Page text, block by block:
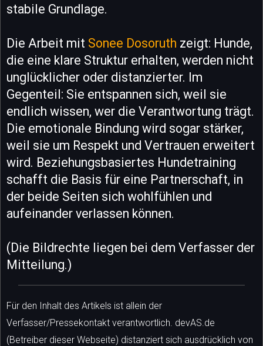
stabile Grundlage.
Die Arbeit mit Sonee Dosoruth zeigt: Hunde,
die eine klare Struktur erhalten, werden nicht
unglücklicher oder distanzierter. Im
Gegenteil: Sie entspannen sich, weil sie
endlich wissen, wer die Verantwortung trägt.
Die emotionale Bindung wird sogar stärker,
weil sie um Respekt und Vertrauen erweitert
wird. Beziehungsbasiertes Hundetraining
schafft die Basis für eine Partnerschaft, in
der beide Seiten sich wohlfühlen und
aufeinander verlassen können.
(Die Bildrechte liegen bei dem Verfasser der
Mitteilung.)
Für den Inhalt des Artikels ist allein der
Verfasser/Pressekontakt verantwortlich. devAS.de
(Betreiber dieser Webseite) distanziert sich ausdrücklich von